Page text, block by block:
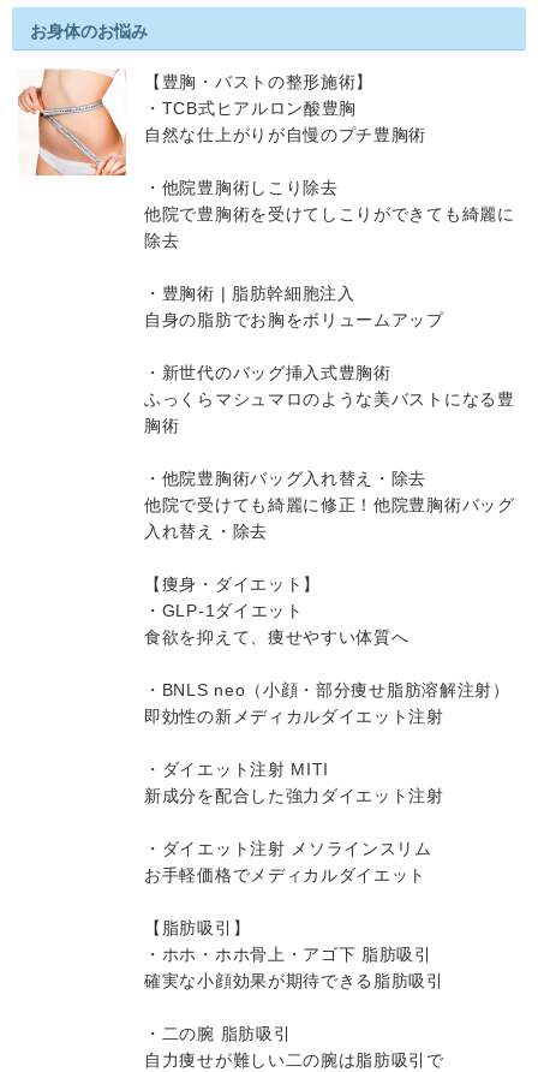
お身体のお悩み
【豊胸・バストの整形施術】
・TCB式ヒアルロン酸豊胸
自然な仕上がりが自慢のプチ豊胸術
・他院豊胸術しこり除去
他院で豊胸術を受けてしこりができても綺麗に
除去
・豊胸術 | 脂肪幹細胞注入
自身の脂肪でお胸をボリュームアップ
・新世代のバッグ挿入式豊胸術
ふっくらマシュマロのような美バストになる豊
胸術
・他院豊胸術バッグ入れ替え・除去
他院で受けても綺麗に修正！他院豊胸術バッグ
入れ替え・除去
【痩身・ダイエット】
・GLP-1ダイエット
食欲を抑えて、痩せやすい体質へ
・BNLS neo（小顔・部分痩せ脂肪溶解注射）
即効性の新メディカルダイエット注射
・ダイエット注射 MITI
新成分を配合した強力ダイエット注射
・ダイエット注射 メソラインスリム
お手軽価格でメディカルダイエット
【脂肪吸引】
・ホホ・ホホ骨上・アゴ下 脂肪吸引
確実な小顔効果が期待できる脂肪吸引
・二の腕 脂肪吸引
自力痩せが難しい二の腕は脂肪吸引で